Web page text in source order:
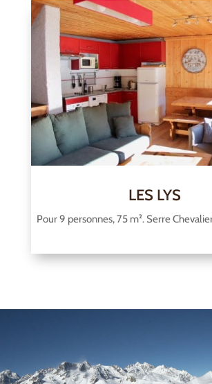
LES LYS
Pour 9 personnes, 75 m². Serre